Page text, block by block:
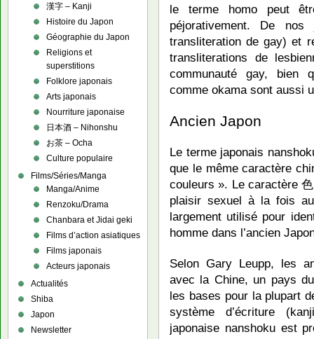
le terme homo peut
péjorativement. De
transliteration de gay) et
transliterations de
communauté gay, bien
comme okama sont aussi
Ancien Japon
Le terme japonais
que le même caractère
couleurs ». Le caractère
plaisir sexuel à la fois
largement utilisé pour
homme dans l’ancien
Selon Gary Leupp, les
avec la Chine, un pays
les bases pour la plupart
système d’écriture
japonaise nanshoku est
漢字 – Kanji
Histoire du Japon
Géographie du Japon
Religions et
superstitions
Folklore japonais
Arts japonais
Nourriture japonaise
日本酒 – Nihonshu
お茶 – Ocha
Culture populaire
Films/Séries/Manga
Manga/Anime
Renzoku/Drama
Chanbara et Jidai geki
Films d’action asiatiques
Films japonais
Acteurs japonais
Actualités
Shiba
Japon
Newsletter